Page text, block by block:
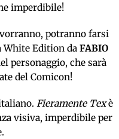
imperdibile!
potranno farsi
White Edition da FABIO
personaggio, che sarà
del Comicon!
Fieramente Texè
visiva, imperdibile per